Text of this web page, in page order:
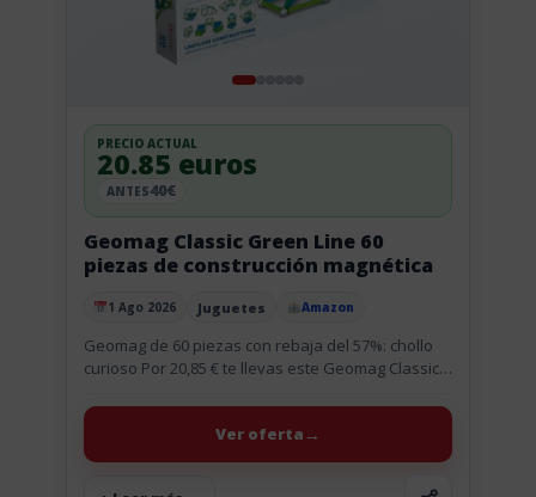
Publicado el
1 Ago 2026 Juguetes Amazon
Geomag Classic Green Line 60
piezas de construcción magnética
PRECIO ACTUAL
20.85 euros
ANTES40€
Geomag de 60 piezas con rebaja del 57%: chollo
curioso Por 20,85 € te llevas este Geomag Classic
Ver oferta